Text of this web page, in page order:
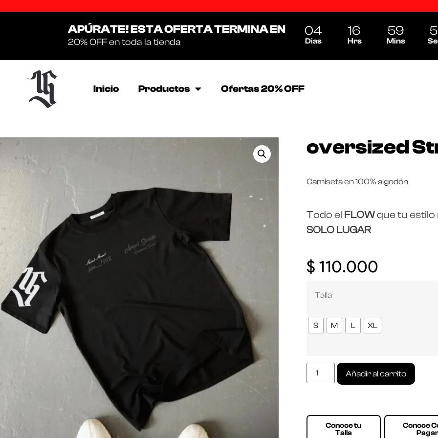
APÚRATE! ESTA OFERTA TERMINA EN
20% OFF en toda la tienda
04
Dias
16
Hrs
59
Mins
Inicio Productos Ofertas 20% OFF
oversized
Camiseta en 100% algodón
Todo el FLOWque tu estilo
SOLO LUGAR
$ 110.000
Talla
S M L XL
Añadir al carrito
Conoce tu
Talla
Conoce